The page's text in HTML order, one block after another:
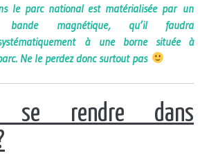
le parc national est matérialisée par un
magnétique, qu’il faudra
à une borne située à
Ne le perdez donc surtout pas
se rendre dans